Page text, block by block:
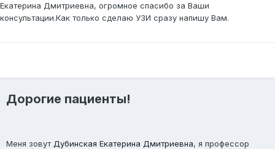
Екатерина Дмитриевна, огромное спасибо за Ваши
консультации.Как только сделаю УЗИ сразу напишу Вам.
Дорогие пациенты!
Меня зовут Дубинская Екатерина Дмитриевна, я профессор